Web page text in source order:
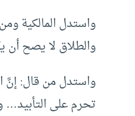
واستدل المالكية
والطلاق لا يصح أن
واستدل من قال: إنَّ
تحرم على